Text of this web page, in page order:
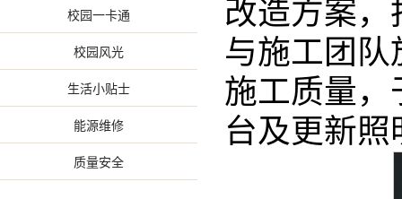
校园一卡通
校园风光
生活小贴士
能源维修
质量安全
改造方案
与施工团
施工质量，
台及更新